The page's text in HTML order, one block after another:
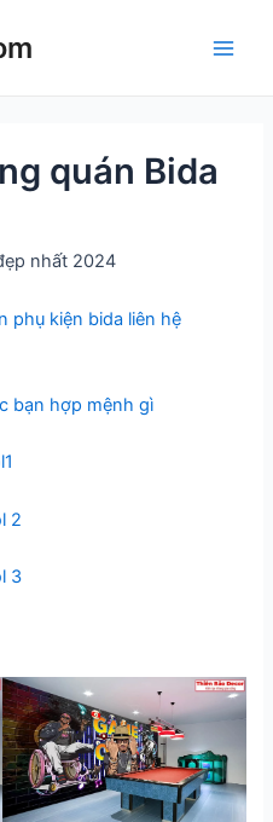
quán Bida
nhất 2024
phụ kiện bida liên hệ
bạn hợp mệnh gì
2
3